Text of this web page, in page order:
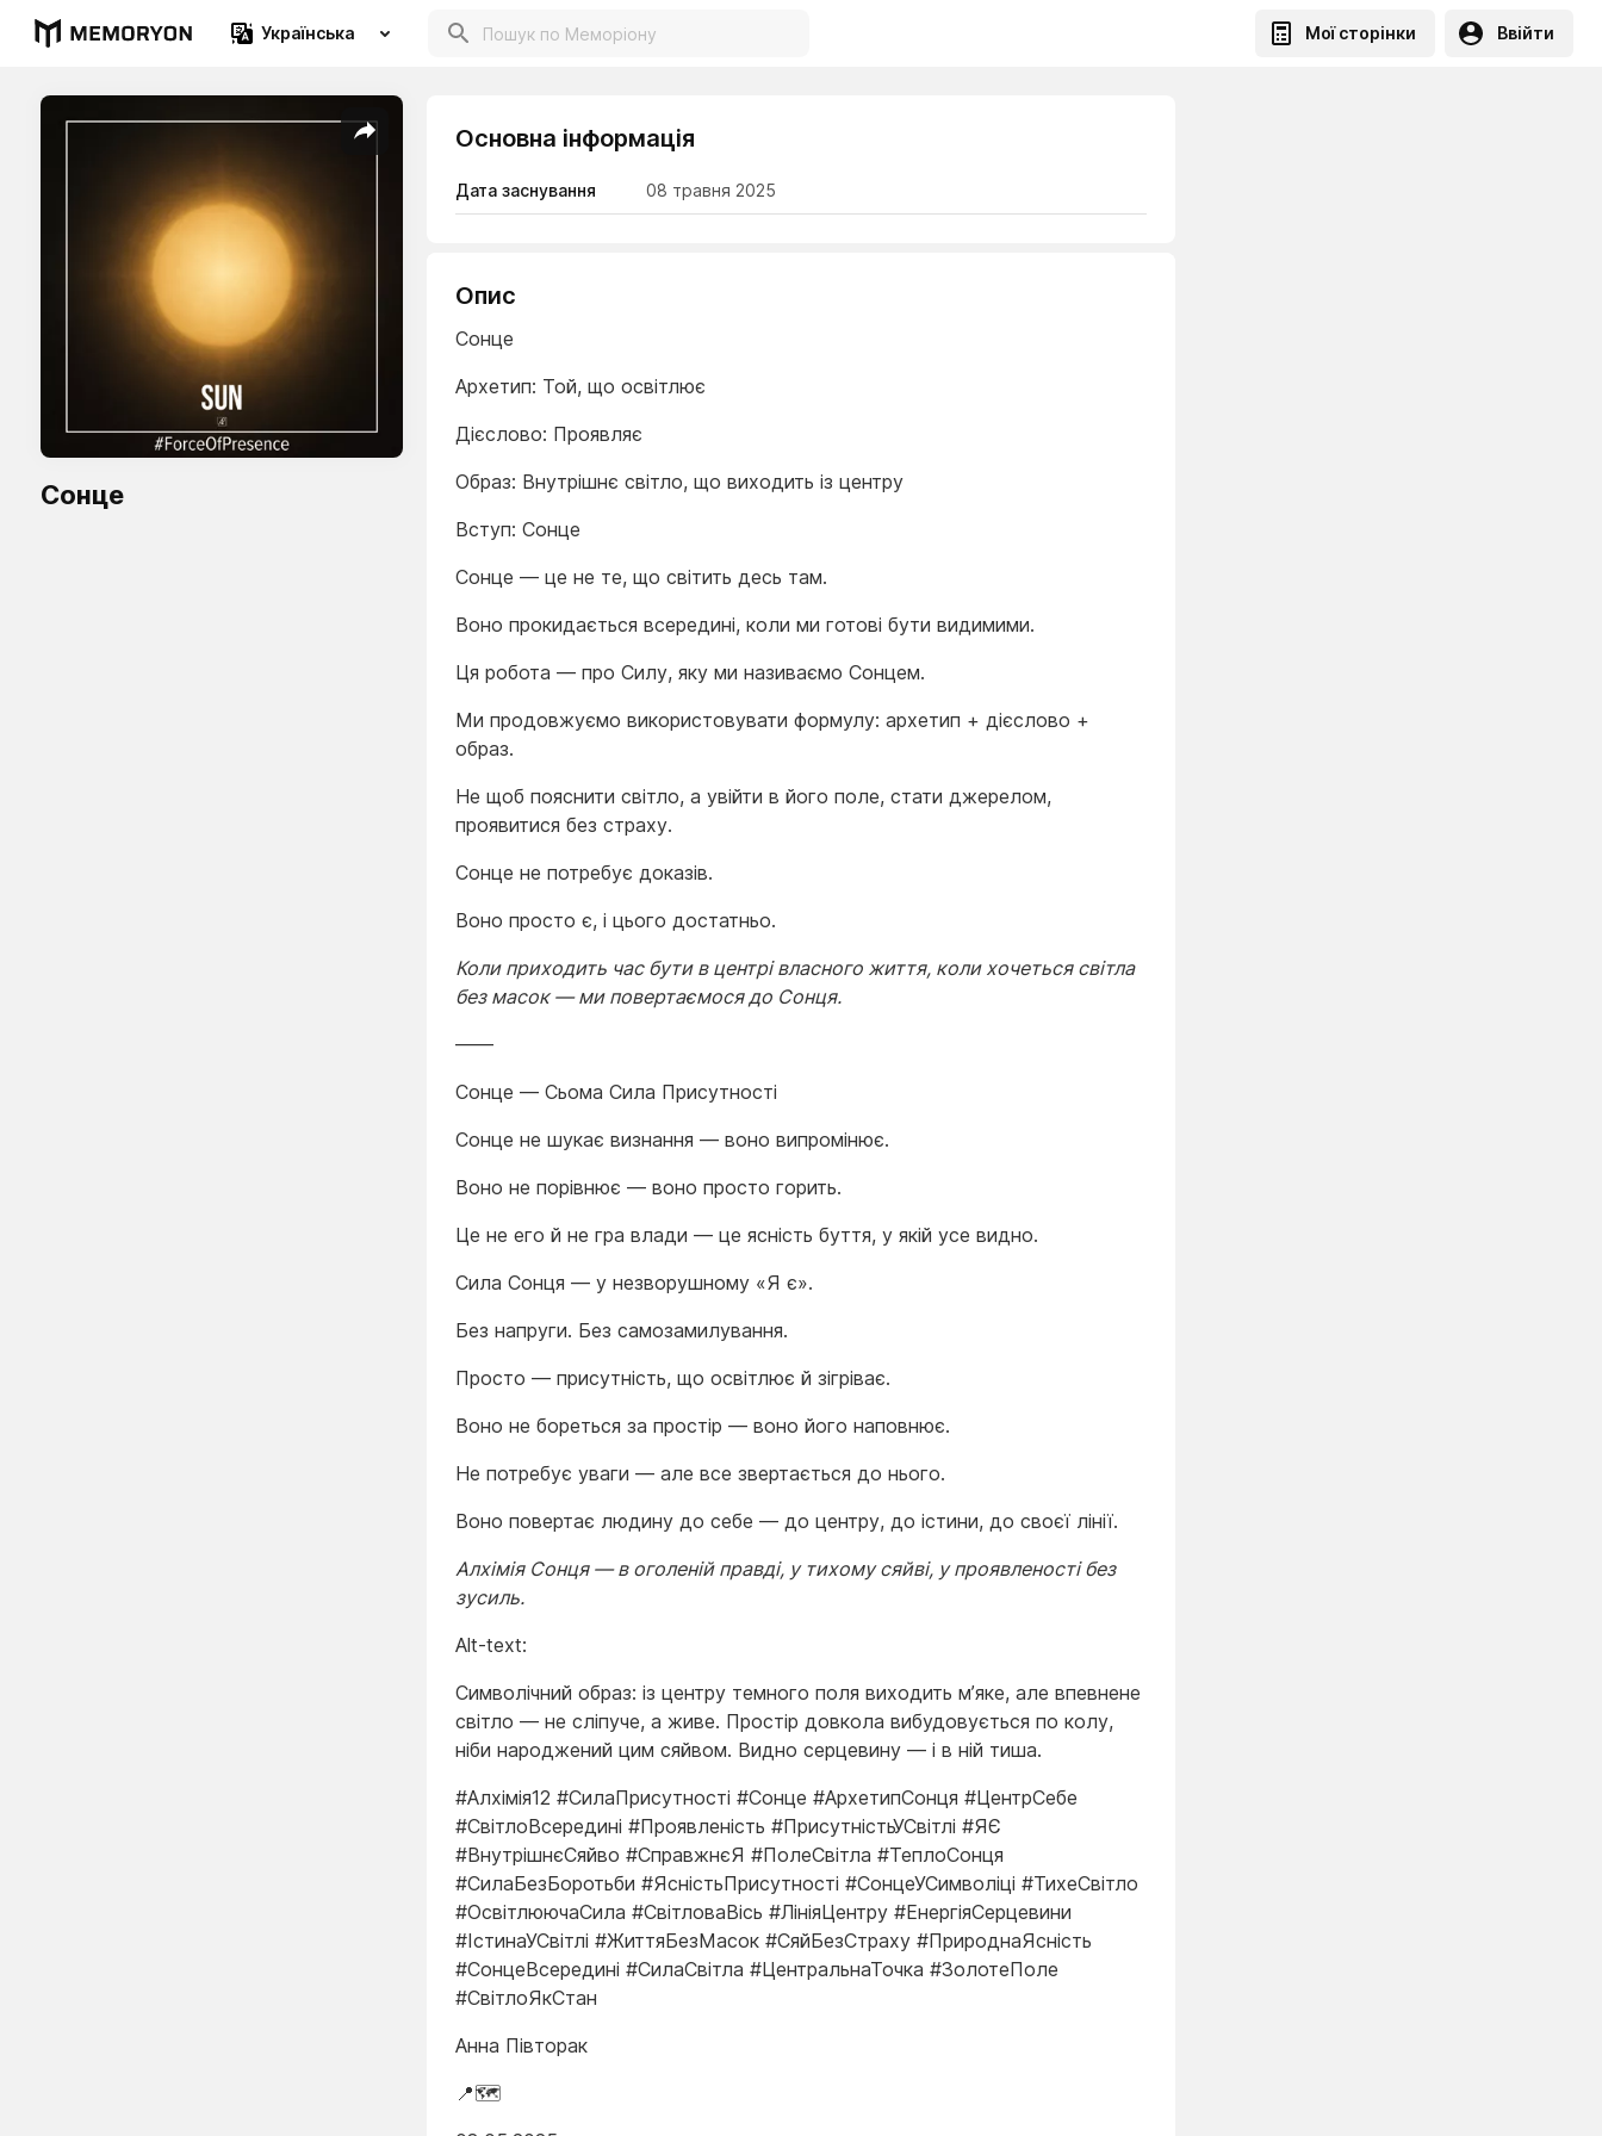
Українська Мої сторінки Ввійти
Сонце
Основна інформація
Дата заснування 08 травня 2025
Опис
Сонце
Архетип: Той, що освітлює
Дієслово: Проявляє
Образ: Внутрішнє світло, що виходить із центру
Вступ: Сонце
Сонце — це не те, що світить десь там.
Воно прокидається всередині, коли ми готові бути видимими.
Ця робота — про Силу, яку ми називаємо Сонцем.
Ми продовжуємо використовувати формулу: архетип + дієслово +
образ.
Не щоб пояснити світло, а увійти в його поле, стати джерелом,
проявитися без страху.
Сонце не потребує доказів.
Воно просто є, і цього достатньо.
Коли приходить час бути в центрі власного життя, коли хочеться світла
без масок — ми повертаємося до Сонця.
——
Сонце — Сьома Сила Присутності
Сонце не шукає визнання — воно випромінює.
Воно не порівнює — воно просто горить.
Це не его й не гра влади — це ясність буття, у якій усе видно.
Сила Сонця — у незворушному «Я є».
Без напруги. Без самозамилування.
Просто — присутність, що освітлює й зігріває.
Воно не бореться за простір — воно його наповнює.
Не потребує уваги — але все звертається до нього.
Воно повертає людину до себе — до центру, до істини, до своєї лінії.
Алхімія Сонця — в оголеній правді, у тихому сяйві, у проявленості без
зусиль.
Alt-text:
Символічний образ: із центру темного поля виходить м’яке, але впевнене
світло — не сліпуче, а живе. Простір довкола вибудовується по колу,
ніби народжений цим сяйвом. Видно серцевину — і в ній тиша.
#Алхімія12 #СилаПрисутності #Сонце #АрхетипСонця #ЦентрСебе
#СвітлоВсередині #Проявленість #ПрисутністьУСвітлі #ЯЄ
#ВнутрішнєСяйво #СправжнєЯ #ПолеСвітла #ТеплоСонця
#СилаБезБоротьби #ЯсністьПрисутності #СонцеУСимволіці #ТихеСвітло
#ОсвітлюючаСила #СвітловаВісь #ЛініяЦентру #ЕнергіяСерцевини
#ІстинаУСвітлі #ЖиттяБезМасок #СяйБезСтраху #ПрироднаЯсність
#СонцеВсередині #СилаСвітла #ЦентральнаТочка #ЗолотеПоле
#СвітлоЯкСтан
Анна Півторак
📍🗺️